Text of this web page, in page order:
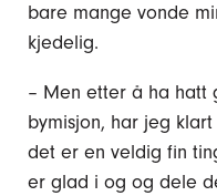
bare mange vonde
kjedelig.
– Men etter å ha hatt
bymisjon, har jeg
det er en veldig fin
er glad i og og dele